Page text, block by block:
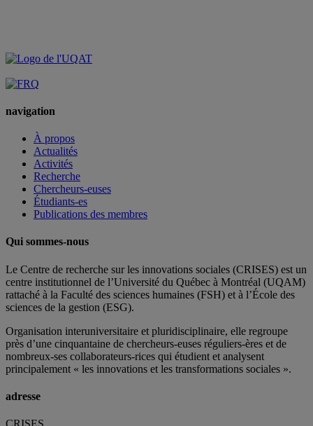
navigation
À propos
Actualités
Activités
Recherche
Chercheurs-euses
Étudiants-es
Publications des membres
Qui sommes-nous
Le Centre de recherche sur les innovations sociales (CRISES) est un
centre institutionnel de l’Université du Québec à Montréal (UQAM)
rattaché à la Faculté des sciences humaines (FSH) et à l’École des
sciences de la gestion (ESG).
Organisation interuniversitaire et pluridisciplinaire, elle regroupe
près d’une cinquantaine de chercheurs-euses réguliers-ères et de
nombreux-ses collaborateurs-rices qui étudient et analysent
principalement « les innovations et les transformations sociales ».
adresse